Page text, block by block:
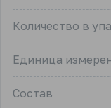
Количество в
Единица
Состав